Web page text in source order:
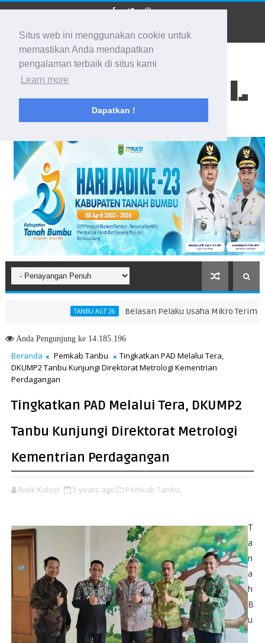
Situs web ini menggunakan cookie untuk
memastikan Anda mendapatkan
pengalaman terbaik di situs kami
Learn more
Dapatkan !
BIDIK KALSEL
Membidik Ke Segala Arah
TANBU AGT 26 Belasan Pelaku Usaha Mikro Terima
Kinerja Komunikasi Publik Kementerian ATR/BPN Kembali
AndaPengunjung ke 14.185.196
Beranda Pemkab Tanbu
Tingkatkan PAD Melalui Tera,
DKUMP2 Tanbu Kunjungi Direktorat Metrologi Kementrian
Perdagangan
Tingkatkan PAD Melalui Tera, DKUMP2
Tanbu Kunjungi Direktorat Metrologi
Kementrian Perdagangan
Bidik Kalsel 5 years ago Pemkab Tanbu,
T
a
n
a
h
B
u